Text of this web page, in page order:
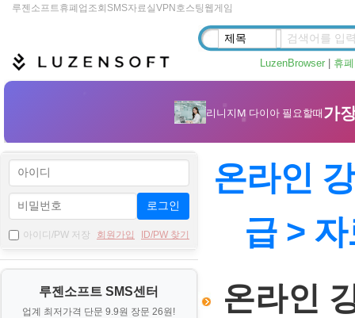
루젠소프트휴폐업조회 SMS자료실 VPN 호스팅 웹게임
LuzenBrowser 휴
로그인
아이디/PW 저장 회원가입 ID/PW 찾기
루젠소프트 SMS센터
업계 최저가격 단문 9.9원 장문 26원!
온라인
급 >
온라인